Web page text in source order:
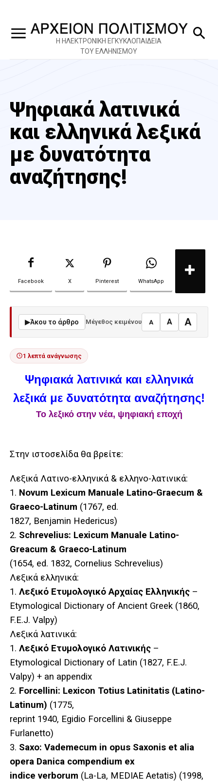
Η ΗΛΕΚΤΡΟΝΙΚΗ ΕΓΚΥΚΛΟΠΑΙΔΕΙΑ
ΤΟΥ ΕΛΛΗΝΙΣΜΟΥ
Ψηφιακά λατινικά
και ελληνικά λεξικά
με δυνατότητα
αναζήτησης!
Facebook X Pinterest WhatsApp
▶Άκου το άρθρο Μέγεθος κειμένου A A A
1 λεπτά ανάγνωσης
Ψηφιακά λατινικά και ελληνικά
λεξικά με δυνατότητα αναζήτησης!
Το λεξικό στην νέα, ψηφιακή εποχή
Στην ιστοσελίδα θα βρείτε:
Λεξικά Λατινο-ελληνικά & ελληνο-λατινικά:
1. Novum Lexicum Manuale Latino-Graecum &
Graeco-Latinum (1767, ed.
1827, Benjamin Hedericus)
2. Schrevelius: Lexicum Manuale Latino-
Greacum & Graeco-Latinum
(1654, ed. 1832, Cornelius Schrevelius)
Λεξικά ελληνικά:
1. Λεξικό Ετυμολογικό Αρχαίας Ελληνικής –
Etymological Dictionary of Ancient Greek (1860,
F.E.J. Valpy)
Λεξικά λατινικά:
1. Λεξικό Ετυμολογικό Λατινικής –
Etymological Dictionary of Latin (1827, F.E.J.
Valpy) + an appendix
2. Forcellini: Lexicon Totius Latinitatis (Latino-
Latinum) (1775,
reprint 1940, Egidio Forcellini & Giuseppe
Furlanetto)
3. Saxo: Vademecum in opus Saxonis et alia
opera Danica compendium ex
indice verborum (La-La, MEDIAE Aetatis) (1998,